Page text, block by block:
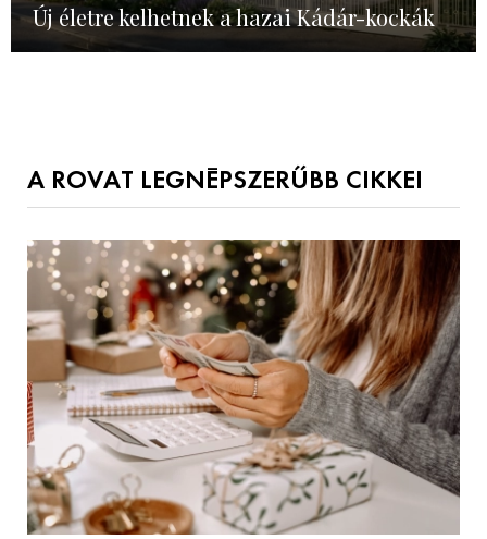
Új életre kelhetnek a hazai Kádár-kockák
A ROVAT LEGNÉPSZERŰBB CIKKEI